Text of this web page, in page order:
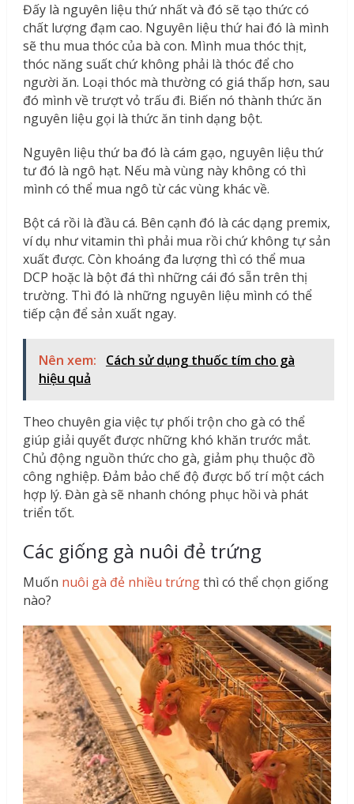
Đấy là nguyên liệu thứ nhất và đó sẽ tạo thức có
chất lượng đạm cao. Nguyên liệu thứ hai đó là mình
sẽ thu mua thóc của bà con. Mình mua thóc thịt,
thóc năng suất chứ không phải là thóc để cho
người ăn. Loại thóc mà thường có giá thấp hơn, sau
đó mình về trượt vỏ trấu đi. Biến nó thành thức ăn
nguyên liệu gọi là thức ăn tinh dạng bột.
Nguyên liệu thứ ba đó là cám gạo, nguyên liệu thứ
tư đó là ngô hạt. Nếu mà vùng này không có thì
mình có thể mua ngô từ các vùng khác về.
Bột cá rồi là đầu cá. Bên cạnh đó là các dạng premix,
ví dụ như vitamin thì phải mua rồi chứ không tự sản
xuất được. Còn khoáng đa lượng thì có thể mua
DCP hoặc là bột đá thì những cái đó sẵn trên thị
trường. Thì đó là những nguyên liệu mình có thể
tiếp cận để sản xuất ngay.
Nên xem:
Cách sử dụng thuốc tím cho gà
hiệu quả
Theo chuyên gia việc tự phối trộn cho gà có thể
giúp giải quyết được những khó khăn trước mắt.
Chủ động nguồn thức cho gà, giảm phụ thuộc đồ
công nghiệp. Đảm bảo chế độ được bố trí một cách
hợp lý. Đàn gà sẽ nhanh chóng phục hồi và phát
triển tốt.
Các giống gà nuôi đẻ trứng
Muốn nuôi gà đẻ nhiều trứngthì có thể chọn giống
nào?